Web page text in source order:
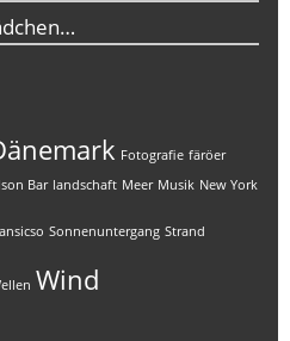
Fotografie färöer
Bar landschaft Meer Musik New York
Sonnenuntergang Strand
Wind